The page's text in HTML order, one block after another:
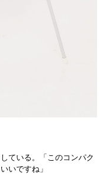
ている。「このコンパク
いですね」